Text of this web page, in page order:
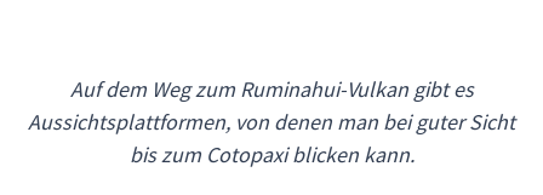
Auf dem Weg zum Ruminahui-Vulkan gibt es
Aussichtsplattformen, von denen man bei guter Sicht
bis zum Cotopaxi blicken kann.